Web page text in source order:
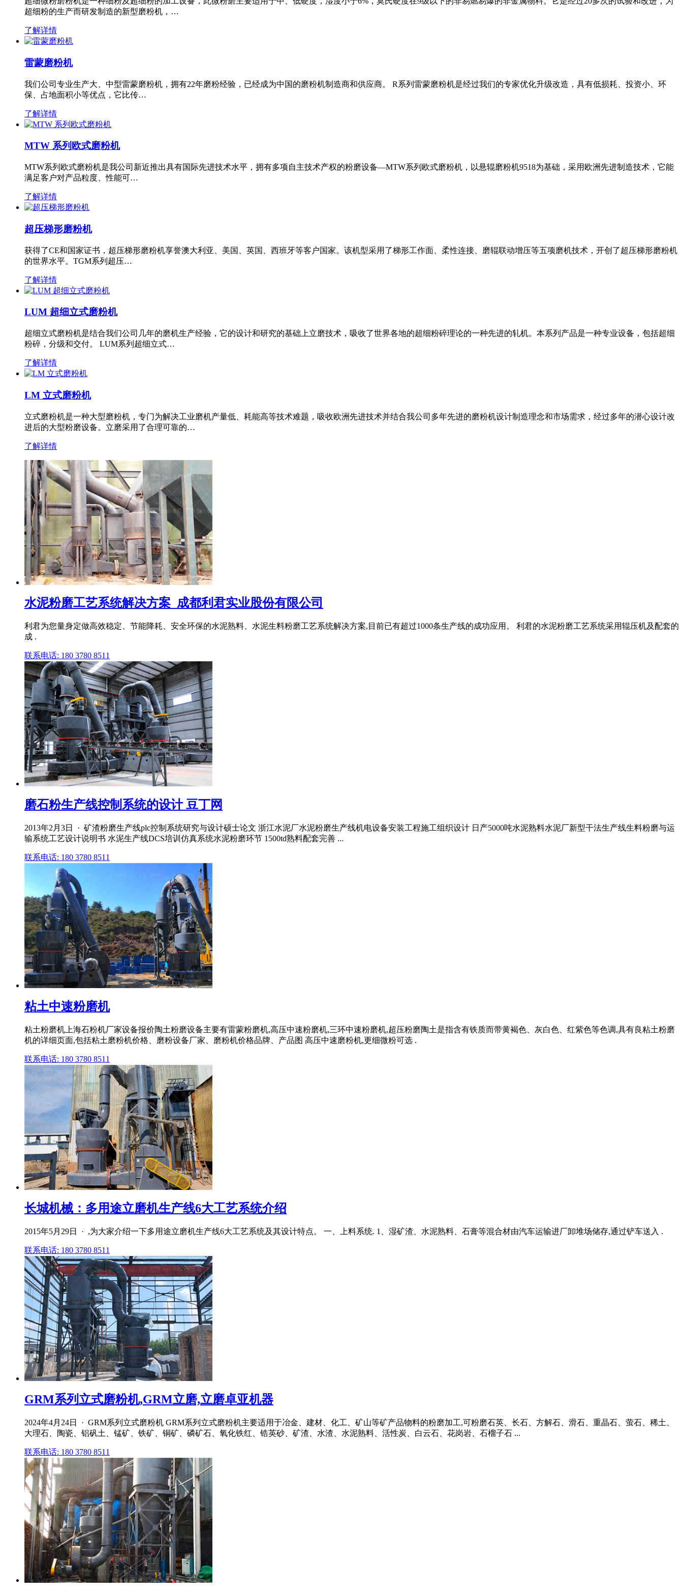
超细粉的生产而研发制造的新型磨粉机，…
了解详情
雷蒙磨粉机
我们公司专业生产大、中型雷蒙磨粉机，拥有22年磨粉经验，已经成为中国的磨粉机制造商和供应商。 R系列雷蒙磨粉机是经过我们的专家优化升级改造，具有低损耗、投资小、环
保、占地面积小等优点，它比传…
了解详情
MTW 系列欧式磨粉机
MTW系列欧式磨粉机是我公司新近推出具有国际先进技术水平，拥有多项自主技术产权的粉磨设备—MTW系列欧式磨粉机，以悬辊磨粉机9518为基础，采用欧洲先进制造技术，它能
满足客户对产品粒度、性能可…
了解详情
超压梯形磨粉机
获得了CE和国家证书，超压梯形磨粉机享誉澳大利亚、美国、英国、西班牙等客户国家。该机型采用了梯形工作面、柔性连接、磨辊联动增压等五项磨机技术，开创了超压梯形磨粉机
的世界水平。TGM系列超压…
了解详情
LUM 超细立式磨粉机
超细立式磨粉机是结合我们公司几年的磨机生产经验，它的设计和研究的基础上立磨技术，吸收了世界各地的超细粉碎理论的一种先进的轧机。本系列产品是一种专业设备，包括超细
粉碎，分级和交付。 LUM系列超细立式…
了解详情
LM 立式磨粉机
立式磨粉机是一种大型磨粉机，专门为解决工业磨机产量低、耗能高等技术难题，吸收欧洲先进技术并结合我公司多年先进的磨粉机设计制造理念和市场需求，经过多年的潜心设计改
进后的大型粉磨设备。立磨采用了合理可靠的…
了解详情
水泥粉磨工艺系统解决方案_成都利君实业股份有限公司
利君为您量身定做高效稳定、节能降耗、安全环保的水泥熟料、水泥生料粉磨工艺系统解决方案,目前已有超过1000条生产线的成功应用。 利君的水泥粉磨工艺系统采用辊压机及配套的
成 .
联系电话: 180 3780 8511
磨石粉生产线控制系统的设计 豆丁网
2013年2月3日 · 矿渣粉磨生产线plc控制系统研究与设计硕士论文 浙江水泥厂水泥粉磨生产线机电设备安装工程施工组织设计 日产5000吨水泥熟料水泥厂新型干法生产线生料粉磨与运
输系统工艺设计说明书 水泥生产线DCS培训仿真系统水泥粉磨环节 1500td熟料配套完善 ...
联系电话: 180 3780 8511
粘土中速粉磨机
粘土粉磨机上海石粉机厂家设备报价陶土粉磨设备主要有雷蒙粉磨机,高压中速粉磨机,三环中速粉磨机,超压粉磨陶土是指含有铁质而带黄褐色、灰白色、红紫色等色调,具有良粘土粉磨
机的详细页面,包括粘土磨粉机价格、磨粉设备厂家、磨粉机价格品牌、产品图 高压中速磨粉机,更细微粉可选 .
联系电话: 180 3780 8511
长城机械：多用途立磨机生产线6大工艺系统介绍
2015年5月29日 · ,为大家介绍一下多用途立磨机生产线6大工艺系统及其设计特点。 一、上料系统. 1、湿矿渣、水泥熟料、石膏等混合材由汽车运输进厂卸堆场储存,通过铲车送入 .
联系电话: 180 3780 8511
GRM系列立式磨粉机,GRM立磨,立磨卓亚机器
2024年4月24日 · GRM系列立式磨粉机 GRM系列立式磨粉机主要适用于冶金、建材、化工、矿山等矿产品物料的粉磨加工,可粉磨石英、长石、方解石、滑石、重晶石、萤石、稀土、
大理石、陶瓷、铝矾土、锰矿、铁矿、铜矿、磷矿石、氧化铁红、锆英砂、矿渣、水渣、水泥熟料、活性炭、白云石、花岗岩、石榴子石 ...
联系电话: 180 3780 8511